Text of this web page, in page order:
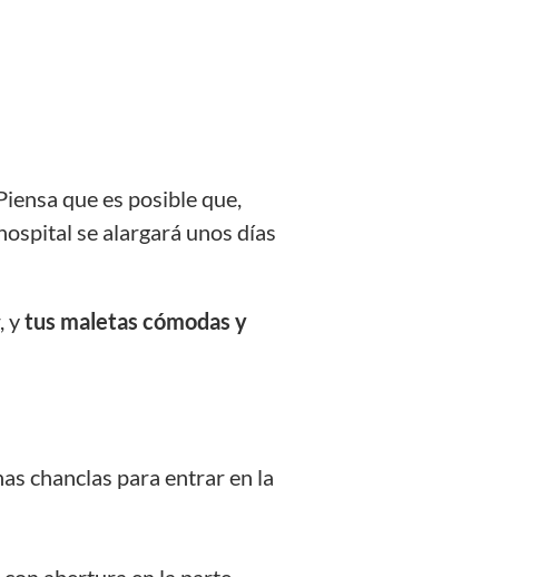
que es posible que,
se alargará unos días
ytus maletas cómodas y
chanclas para entrar en la